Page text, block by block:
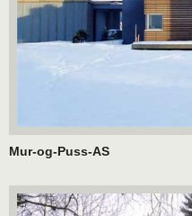
Mur-og-Puss-AS